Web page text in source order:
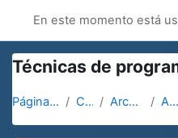
innovacion
En este momento está
Técnicas de
Página Principal Cursos Arcerobotica ANSI-C